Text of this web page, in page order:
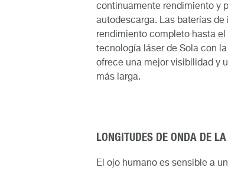
continuamente rendimiento y
autodescarga. Las baterías
rendimiento completo hasta
tecnología láser de Sola con
ofrece una mejor visibilidad y
más larga.
LONGITUDES DE ONDA DE
El ojo humano es sensible a